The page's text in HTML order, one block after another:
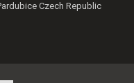
Czech Republic